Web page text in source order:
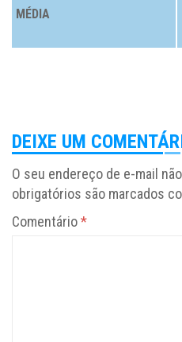
MÉDIA
DEIXE UM
O seu endereço de e-mail
obrigatórios são marcados
Comentário*